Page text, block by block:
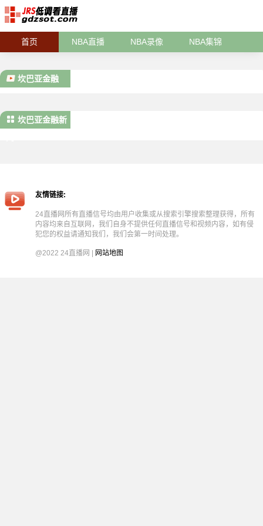
首页 NBA直播 NBA录像 NBA集锦
坎巴亚金融
坎巴亚金融新
友情链接:
24直播网所有直播信号均由用户收集或从搜索引擎搜索整理获得，所有
内容均来自互联网，我们自身不提供任何直播信号和视频内容，如有侵
犯您的权益请通知我们，我们会第一时间处理。
@2022 24直播网 | 网站地图